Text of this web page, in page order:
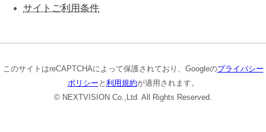
サイトご利用条件
このサイトはreCAPTCHAによって保護されており、Googleのプライバシー
ポリシー と 利用規約が適用されます。
© NEXTVISION Co.,Ltd. All Rights Reserved.